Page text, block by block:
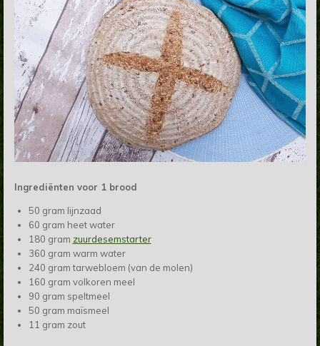
Ingrediënten voor 1 brood
50 gram lijnzaad
60 gram heet water
180 gram zuurdesemstarter
360 gram warm water
240 gram tarwebloem (van de molen)
160 gram volkoren meel
90 gram speltmeel
50 gram maïsmeel
11 gram zout